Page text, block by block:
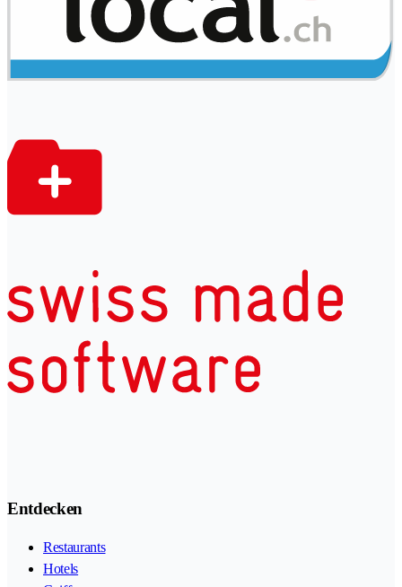
Entdecken
Restaurants
Hotels